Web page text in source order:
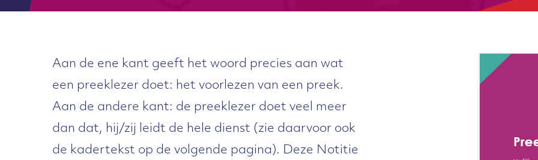
Aan de ene kant geeft het woord precies aan wat
een preeklezer doet: het voorlezen van een preek.
Aan de andere kant: de preeklezer doet veel meer
dan dat, hij/zij leidt de hele dienst (zie daarvoor ook
de kadertekst op de volgende pagina). Deze Notitie